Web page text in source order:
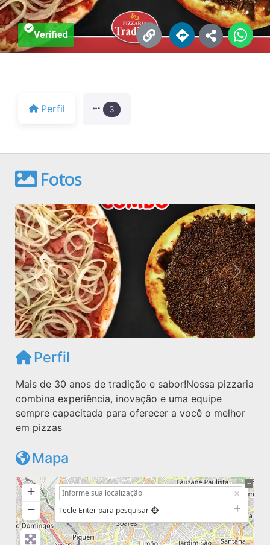
Verified
Perfil 3
Fotos
Anterior
Perfil
Mais de 30 anos de tradição e sabor!Nossa pizzaria
combina experiência, inovação e uma equipe
sempre capacitada para oferecer a você o melhor
em pizzas
Mapa
+
−
Tecle Enter para pesquisar